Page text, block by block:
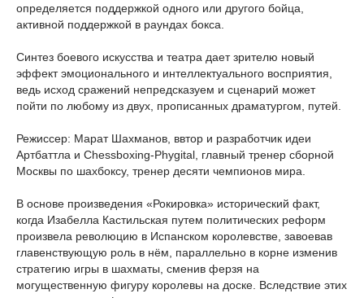
определяется поддержкой одного или другого бойца,
активной поддержкой в раундах бокса.
Синтез боевого искусства и театра дает зрителю новый
эффект эмоционального и интеллектуального восприятия,
ведь исход сражений непредсказуем и сценарий может
пойти по любому из двух, прописанных драматургом, путей.
Режиссер: Марат Шахманов, ввтор и разработчик идеи
Артбаттла и Chessboxing-Phygital, главный тренер сборной
Москвы по шахбоксу, тренер десяти чемпионов мира.
В основе произведения «Рокировка» исторический факт,
когда Изабелла Кастильская путем политических реформ
произвела революцию в Испанском королевстве, завоевав
главенствующую роль в нём, параллельно в корне изменив
стратегию игры в шахматы, сменив ферзя на
могущественную фигуру королевы на доске. Вследствие этих